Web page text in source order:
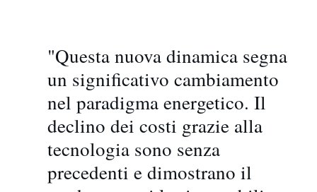
"Questa nuova dinamica segna
un significativo cambiamento
nel paradigma energetico. Il
declino dei costi grazie alla
tecnologia sono senza
precedenti e dimostrano il